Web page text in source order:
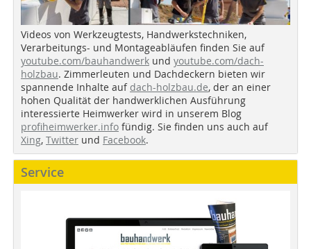
Videos von Werkzeugtests, Handwerkstechniken,
Verarbeitungs- und Montageabläufen finden Sie auf
youtube.com/bauhandwerk und youtube.com/dach-
holzbau. Zimmerleuten und Dachdeckern bieten wir
spannende Inhalte auf dach-holzbau.de, der an einer
hohen Qualität der handwerklichen Ausführung
interessierte Heimwerker wird in unserem Blog
profiheimwerker.info fündig. Sie finden uns auch auf
Xing, Twitter und Facebook.
Service